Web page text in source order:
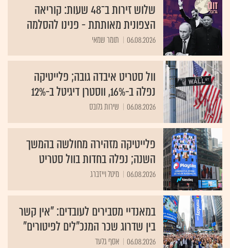
שלוש זירות ב־48 שעות: קוריאה
הצפונית מאותתת - פנינו להסלמה
06.08.2026 תומר שמאי
וול סטריט איבדה גובה; פלייטיקה
נפלה ב-16%, ווסטרן דיגיטל ב-12%
06.08.2026 שירות גלובס
פלייטיקה מזהירה מחולשה בהמשך
השנה; נפלה בחדות בוול סטריט
06.08.2026 מיטל וייזברג
במאנדיי מסבירים לעובדים: "אין קשר
בין שדרוג שכר המנכ"לים לפיטורים"
06.08.2026 אסף גלעד